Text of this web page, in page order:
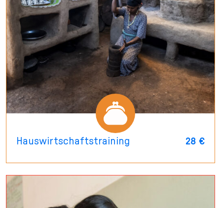
Hauswirtschaftstraining 28 €